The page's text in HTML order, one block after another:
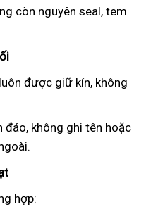
còn nguyên seal, tem
được giữ kín, không
đáo, không ghi tên hoặc
hợp: